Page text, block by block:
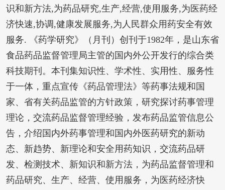
识和新方法,为药品研究,生产,经营,使用服务,为医药经
济快速,协调,健康发展服务,为人民群众用药安全有效
服务. 《药学研究》（月刊）创刊于1982年，是山东省
食品药品监督管理局主管的国内外公开发行的综合类
科技期刊。本刊集知识性、学术性、实用性、服务性
于一体，重点宣传《药品管理法》等药事法规和国
家、省有关药品监管的方针政策，研究探讨药事管理
理论，交流药品监督管理经验，发布药品监管信息公
告，介绍国内外药事管理和国内外医药研究的新动
态、新趋势、新理论和安全用药知识，交流药品研
发、检测技术、新知识和新方法，为药品监督管理和
药品研究、生产、经营、使用服务，为医药经济快